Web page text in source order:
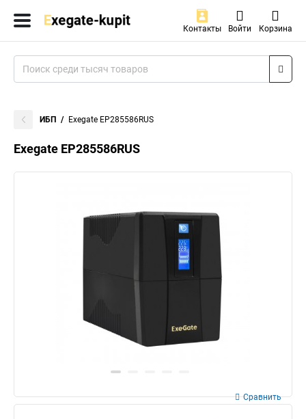
Контакты Войти Корзина
ИБП Exegate EP285586RUS
Exegate EP285586RUS
Сравнить